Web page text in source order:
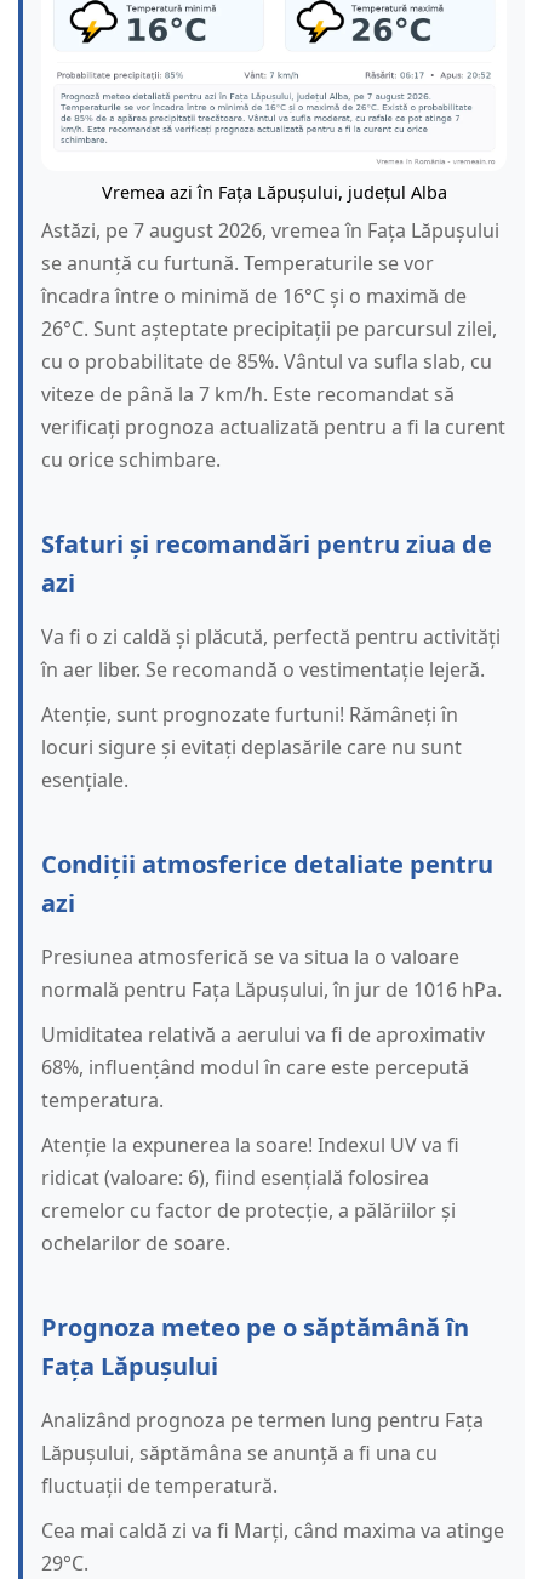
Vremea azi în Fața Lăpușului, județul Alba
Astăzi, pe 7 august 2026, vremea în Fața Lăpușului
se anunță cu furtună. Temperaturile se vor
încadra între o minimă de 16°C și o maximă de
26°C. Sunt așteptate precipitații pe parcursul zilei,
cu o probabilitate de 85%. Vântul va sufla slab, cu
viteze de până la 7 km/h. Este recomandat să
verificați prognoza actualizată pentru a fi la curent
cu orice schimbare.
Sfaturi și recomandări pentru ziua de
azi
Va fi o zi caldă și plăcută, perfectă pentru activități
în aer liber. Se recomandă o vestimentație lejeră.
Atenție, sunt prognozate furtuni! Rămâneți în
locuri sigure și evitați deplasările care nu sunt
esențiale.
Condiții atmosferice detaliate pentru
azi
Presiunea atmosferică se va situa la o valoare
normală pentru Fața Lăpușului, în jur de 1016 hPa.
Umiditatea relativă a aerului va fi de aproximativ
68%, influențând modul în care este percepută
temperatura.
Atenție la expunerea la soare! Indexul UV va fi
ridicat (valoare: 6), fiind esențială folosirea
cremelor cu factor de protecție, a pălăriilor și
ochelarilor de soare.
Prognoza meteo pe o săptămână în
Fața Lăpușului
Analizând prognoza pe termen lung pentru Fața
Lăpușului, săptămâna se anunță a fi una cu
fluctuații de temperatură.
Cea mai caldă zi va fi Marți, când maxima va atinge
29°C.